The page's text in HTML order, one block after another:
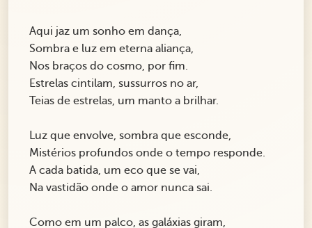
Aqui jaz um sonho em dança,
Sombra e luz em eterna aliança,
Nos braços do cosmo, por fim.
Estrelas cintilam, sussurros no ar,
Teias de estrelas, um manto a brilhar.
Luz que envolve, sombra que esconde,
Mistérios profundos onde o tempo responde.
A cada batida, um eco que se vai,
Na vastidão onde o amor nunca sai.
Como em um palco, as galáxias giram,